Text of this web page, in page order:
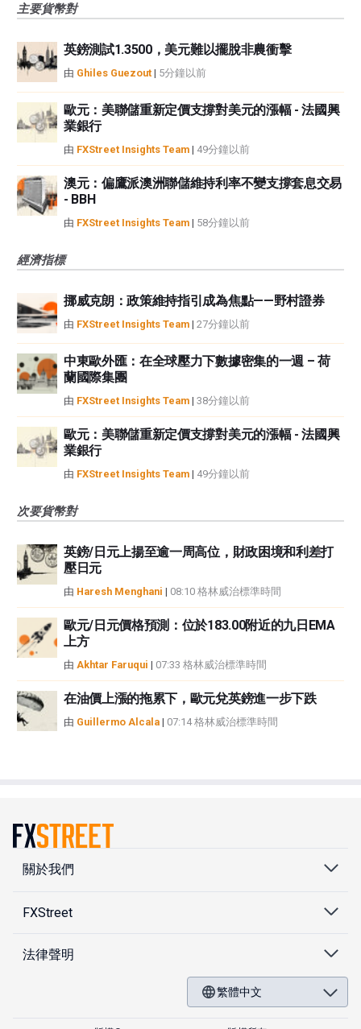
主要貨幣對
英鎊測試1.3500，美元難以擺脫非農衝擊
由 Ghiles Guezout | 5分鐘以前
歐元：美聯儲重新定價支撐對美元的漲幅 - 法國興
業銀行
由 FXStreet Insights Team | 49分鐘以前
澳元：偏鷹派澳洲聯儲維持利率不變支撐套息交易
- BBH
由 FXStreet Insights Team | 58分鐘以前
經濟指標
挪威克朗：政策維持指引成為焦點——野村證券
由 FXStreet Insights Team | 27分鐘以前
中東歐外匯：在全球壓力下數據密集的一週 – 荷
蘭國際集團
由 FXStreet Insights Team | 38分鐘以前
歐元：美聯儲重新定價支撐對美元的漲幅 - 法國興
業銀行
由 FXStreet Insights Team | 49分鐘以前
次要貨幣對
英鎊/日元上揚至逾一周高位，財政困境和利差打
壓日元
由 Haresh Menghani | 08:10 格林威治標準時間
歐元/日元價格預測：位於183.00附近的九日EMA
上方
由 Akhtar Faruqui | 07:33 格林威治標準時間
在油價上漲的拖累下，歐元兌英鎊進一步下跌
由 Guillermo Alcala | 07:14 格林威治標準時間
關於我們
FXStreet
法律聲明
繁體中文